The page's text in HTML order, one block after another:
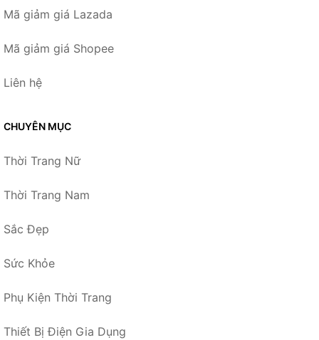
Mã giảm giá Lazada
Mã giảm giá Shopee
Liên hệ
CHUYÊN MỤC
Thời Trang Nữ
Thời Trang Nam
Sắc Đẹp
Sức Khỏe
Phụ Kiện Thời Trang
Thiết Bị Điện Gia Dụng